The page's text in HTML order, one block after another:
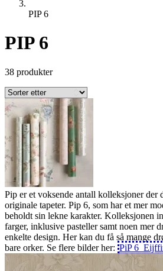
PIP 6
PIP 6
38 produkter
Pip er et voksende antall kolleksjoner der
originale tapeter. Pip 6, som har et mer
beholdt sin lekne karakter. Kolleksjonen
farger, inklusive pasteller samt noen mer
enkelte design. Her kan du få så mange
bare orker. Se flere bilder her: PiP